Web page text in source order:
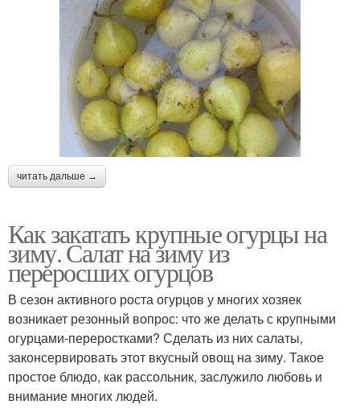
читать дальше →
Как закатать крупные огурцы на
зиму. Салат на зиму из
переросших огурцов
В сезон активного роста огурцов у многих хозяек
возникает резонный вопрос: что же делать с крупными
огурцами-переростками? Сделать из них салаты,
законсервировать этот вкусный овощ на зиму. Такое
простое блюдо, как рассольник, заслужило любовь и
внимание многих людей.